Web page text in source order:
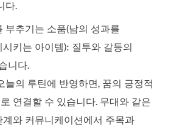
다.
부추기는 소품(남의 성과를
키는 아이템): 질투와 갈등의
니다.
늘의 루틴에 반영하면, 꿈의 긍정적
연결할 수 있습니다. 무대와 같은
와 커뮤니케이션에서 주목과